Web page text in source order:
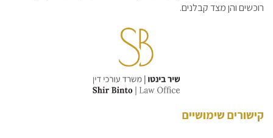
רוכשים והן מצד קבלנים.
קישורים שימושיים